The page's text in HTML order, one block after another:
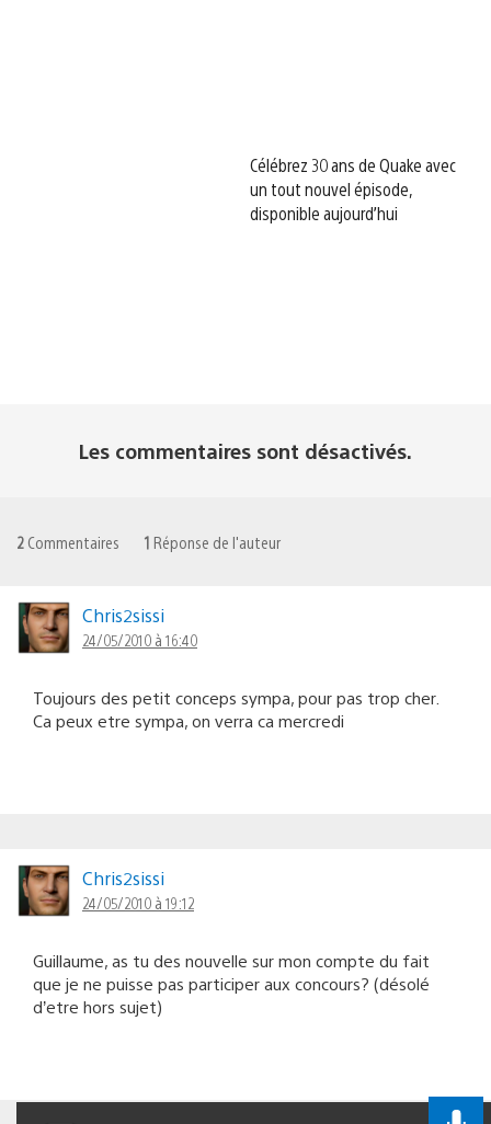
Célébrez 30 ans de Quake avec
un tout nouvel épisode,
disponible aujourd’hui
Les commentaires sont désactivés.
2 Commentaires 1 Réponse de l'auteur
Chris2sissi
24/05/2010 à 16:40
Toujours des petit conceps sympa, pour pas trop cher.
Ca peux etre sympa, on verra ca mercredi
Chris2sissi
24/05/2010 à 19:12
Guillaume, as tu des nouvelle sur mon compte du fait
que je ne puisse pas participer aux concours? (désolé
d’etre hors sujet)